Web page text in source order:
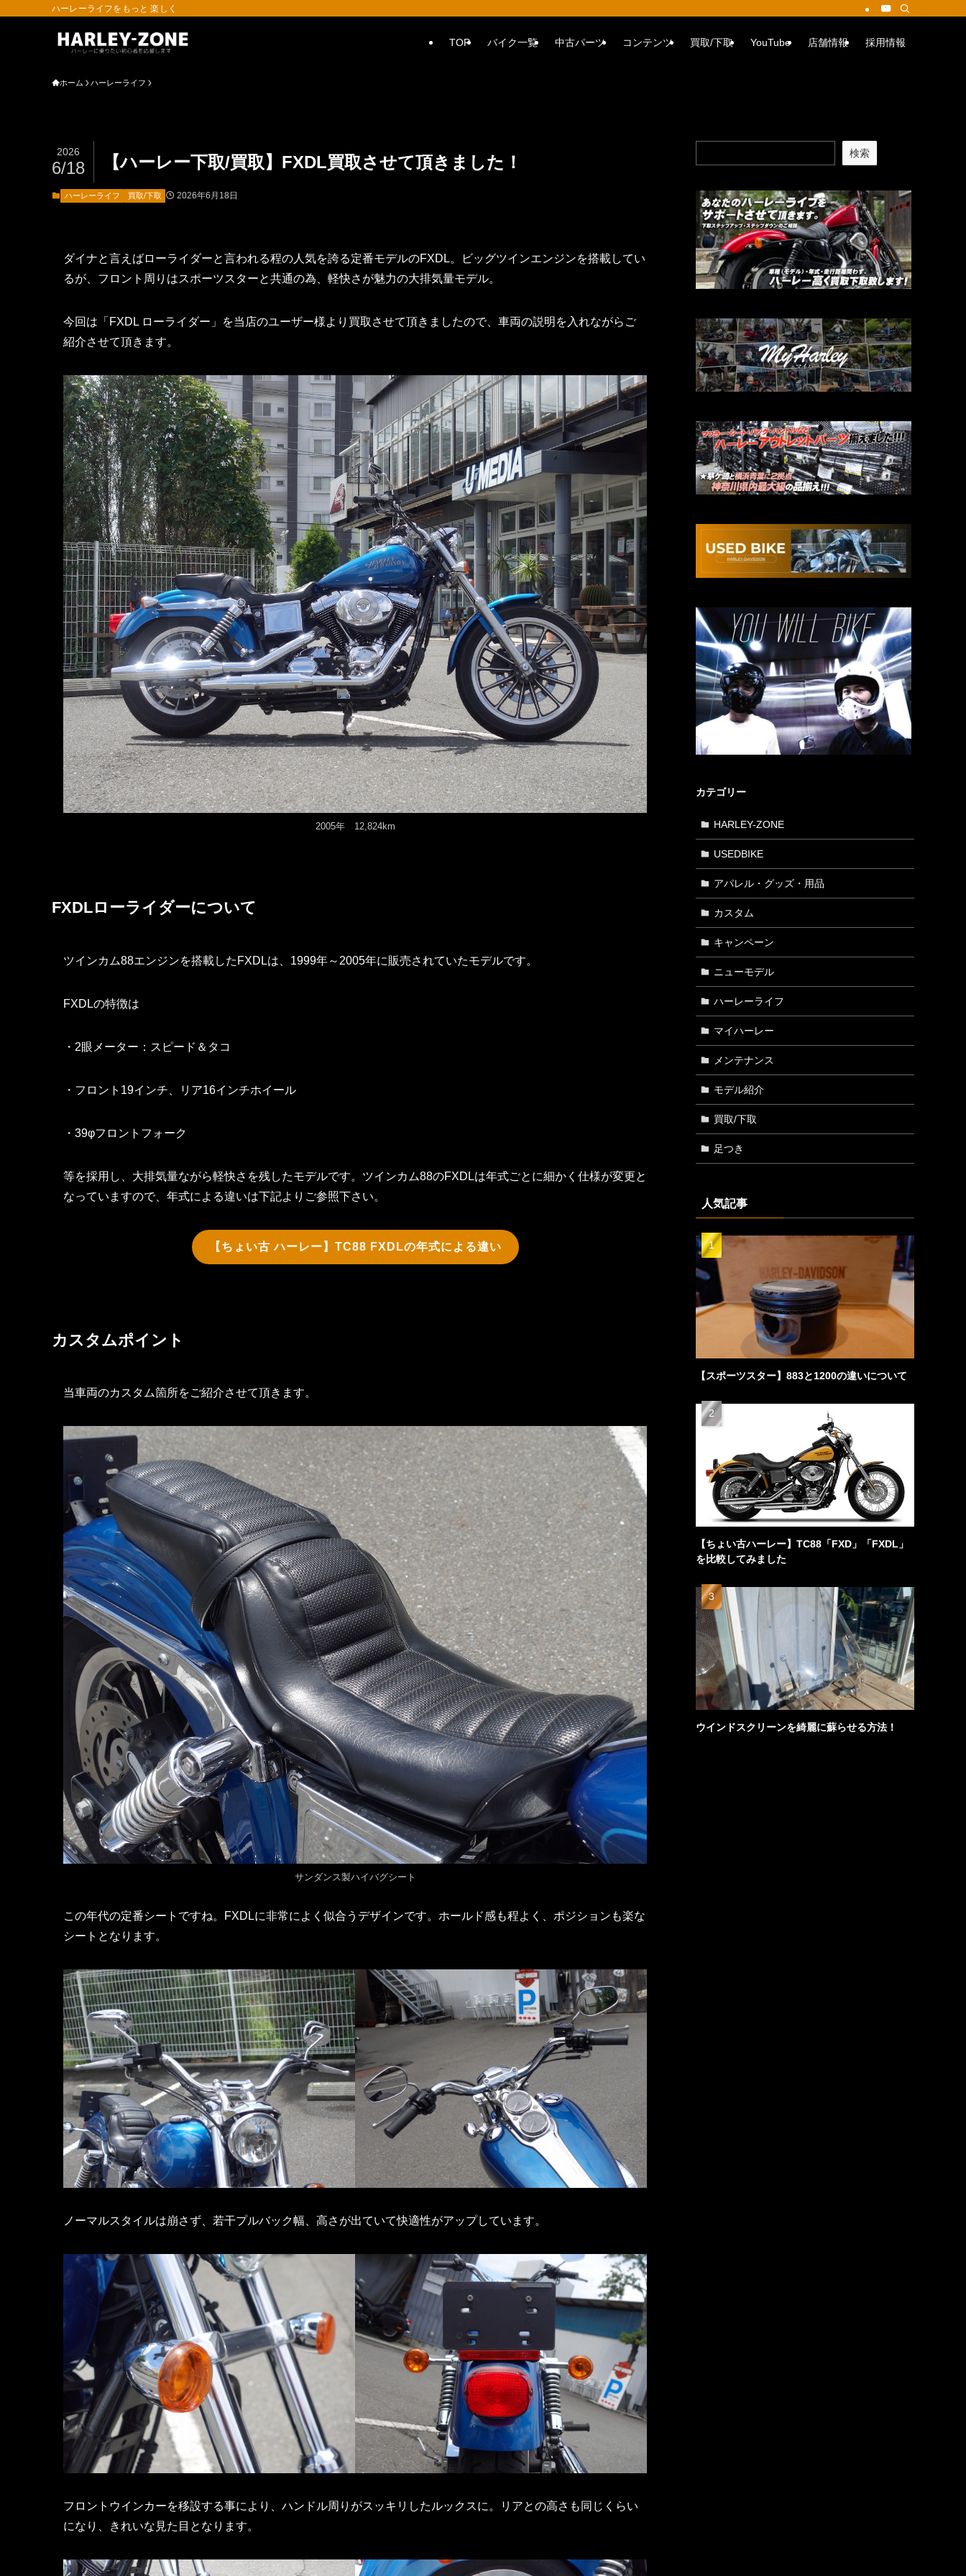
ハーレーライフをもっと 楽しく
TOP バイク一覧 中古パーツ コンテンツ 買取/下取 YouTube 店舗情報 採用情報
ホーム ハーレーライフ
【ハーレー下取/買取】FXDL買取させて頂きました！
2026
6/18
ハーレーライフ 買取/下取 2026年6月18日
ダイナと言えばローライダーと言われる程の人気を誇る定番モデルのFXDL。ビッグツインエンジンを搭載してい
るが、フロント周りはスポーツスターと共通の為、軽快さが魅力の大排気量モデル。
今回は「FXDL ローライダー」を当店のユーザー様より買取させて頂きましたので、車両の説明を入れながらご
紹介させて頂きます。
2005年 12,824km
FXDLローライダーについて
ツインカム88エンジンを搭載したFXDLは、1999年～2005年に販売されていたモデルです。
FXDLの特徴は
・2眼メーター：スピード＆タコ
・フロント19インチ、リア16インチホイール
・39φフロントフォーク
等を採用し、大排気量ながら軽快さを残したモデルです。ツインカム88のFXDLは年式ごとに細かく仕様が変更と
なっていますので、年式による違いは下記よりご参照下さい。
【ちょい古 ハーレー】TC88 FXDLの年式による違い
カスタムポイント
当車両のカスタム箇所をご紹介させて頂きます。
サンダンス製ハイバグシート
この年代の定番シートですね。FXDLに非常によく似合うデザインです。ホールド感も程よく、ポジションも楽な
シートとなります。
ノーマルスタイルは崩さず、若干プルバック幅、高さが出ていて快適性がアップしています。
フロントウインカーを移設する事により、ハンドル周りがスッキリしたルックスに。リアとの高さも同じくらい
になり、きれいな見た目となります。
検索
カテゴリー
HARLEY-ZONE
USEDBIKE
アパレル・グッズ・用品
カスタム
キャンペーン
ニューモデル
ハーレーライフ
マイハーレー
メンテナンス
モデル紹介
買取/下取
足つき
人気記事
【スポーツスター】883と1200の違いについて
【ちょい古ハーレー】TC88「FXD」「FXDL」
を比較してみました
ウインドスクリーンを綺麗に蘇らせる方法！